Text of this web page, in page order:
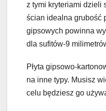
z tymi kryteriami dzieli
ścian idealna grubość
gipsowych powinna
dla sufitów-9
Płyta gipsowo-
na inne typy. Musisz
celu będziesz go